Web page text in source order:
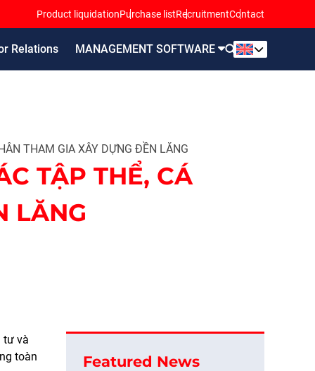
Product liquidationPurchase listRecruitmentContact
Relations MANAGEMENT SOFTWARE
THAM GIA XÂY DỰNG ĐỀN LĂNG
TẬP THỂ, CÁ
LĂNG
tư và
toàn
Featured News